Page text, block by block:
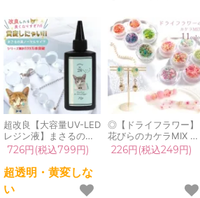
超改良【大容量UV-LED
レジン液】まさるの涙
ver.03 超透明 70g 初心
者 作家 コーティング
ハード 黄変しない 高品
質 クリア 猫 UVレジン
液 安い おすすめ
726円(税込799円)
超透明・黄変しな
い
◎【ドライフラワー】
花びらのカケラMIX レ
ジン封入 レジン用花材
小花 小さい ミックス
入り ネイル 封入パーツ
226円(税込249円)